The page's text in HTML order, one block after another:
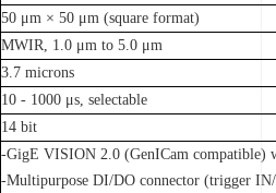
50 μm × 50 μm (square format)
MWIR, 1.0 μm to 5.0 μm
3.7 microns
10 - 1000 μs, selectable
14 bit
-GigE VISION 2.0 (GenICam compatible)
-Multipurpose DI/DO connector (trigger